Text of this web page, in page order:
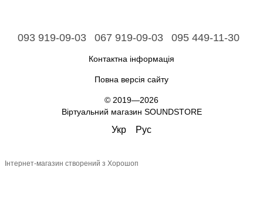
093 919-09-03 067 919-09-03 095 449-11-30
Контактна інформація
Повна версія сайту
© 2019—2026
Віртуальний магазин SOUNDSTORE
Укр Рус
Інтернет-магазин створений з Хорошоп